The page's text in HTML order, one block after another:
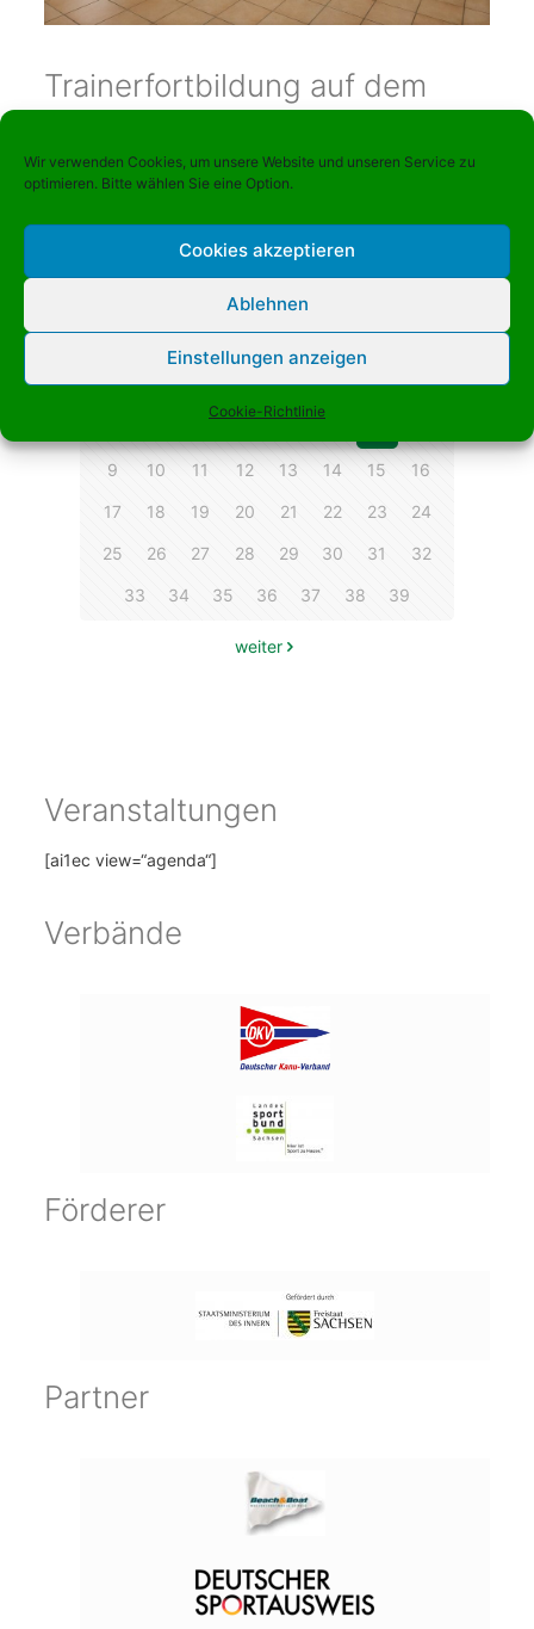
Wir verwenden Cookies, um unsere Website und unseren Service zu
optimieren. Bitte wählen Sie eine Option.
Cookies akzeptieren
Ablehnen
Einstellungen anzeigen
Cookie-Richtlinie
Trainerfortbildung auf dem
Unter dem Motto, Trainer und Trainerinnen sind
lebenslang Lernende, fand im Januar im Sportpark
Rabenberg eine Trainerfortbildung für Trainer und
Trainerinnen aus dem Kanu-Rennsport statt. 25
zurück
9 10 11 12 13 14 15 16
17 18 19 20 21 22 23 24
25 26 27 28 29 30 31 32
33 34 35 36 37 38 39
weiter
Veranstaltungen
[ai1ec view=“agenda“]
Verbände
Förderer
Partner